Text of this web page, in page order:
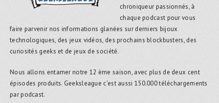
chroniqueur passionnés, à
chaque podcast pour vous
faire parvenir nos informations glanées sur derniers bijoux
technologiques, des jeux vidéos, des prochains blockbusters, des
curiosités geeks et de jeux de société.
Nous allons entamer notre 12 ème saison, avec plus de deux cent
épisodes produits. Geeksleague c’est aussi 150.000 téléchargements
par podcast.